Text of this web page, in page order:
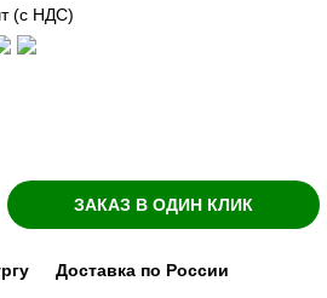
(с НДС)
ЗАКАЗ В ОДИН КЛИК
Доставка по России